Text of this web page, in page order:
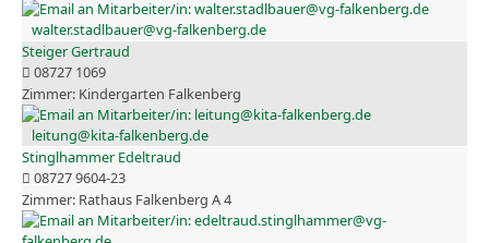
walter.stadlbauer@vg-falkenberg.de
Steiger Gertraud
08727 1069
Kindergarten Falkenberg
leitung@kita-falkenberg.de
Stinglhammer Edeltraud
08727 9604-23
Rathaus Falkenberg A 4